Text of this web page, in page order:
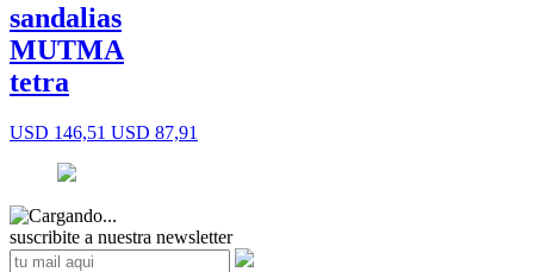
sandalias
MUTMA
tetra
USD 146,51 USD 87,91
suscribite a nuestra newsletter